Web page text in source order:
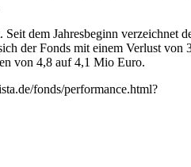
dem Jahresbeginn verzeichnet
der Fonds mit einem Verlust von
von 4,8 auf 4,1 Mio Euro.
fonds/performance.html?